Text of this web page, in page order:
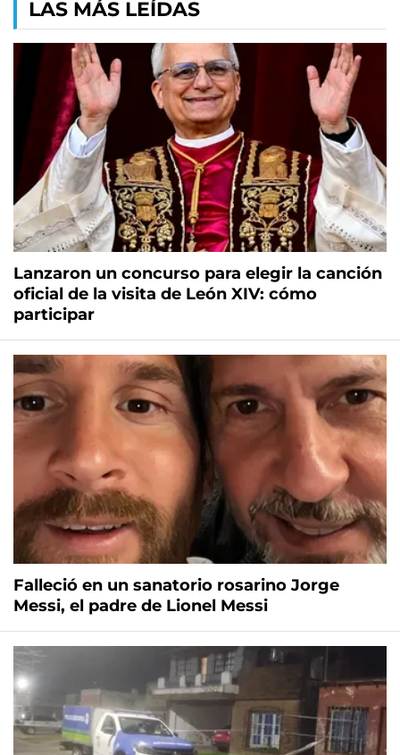
LAS MÁS LEÍDAS
Lanzaron un concurso para elegir la canción
oficial de la visita de León XIV: cómo
participar
Falleció en un sanatorio rosarino Jorge
Messi, el padre de Lionel Messi